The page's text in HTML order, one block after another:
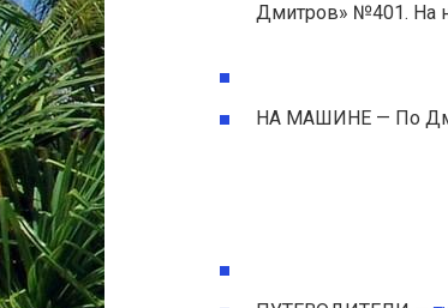
Дмитров» №401. На
НА МАШИНЕ — По